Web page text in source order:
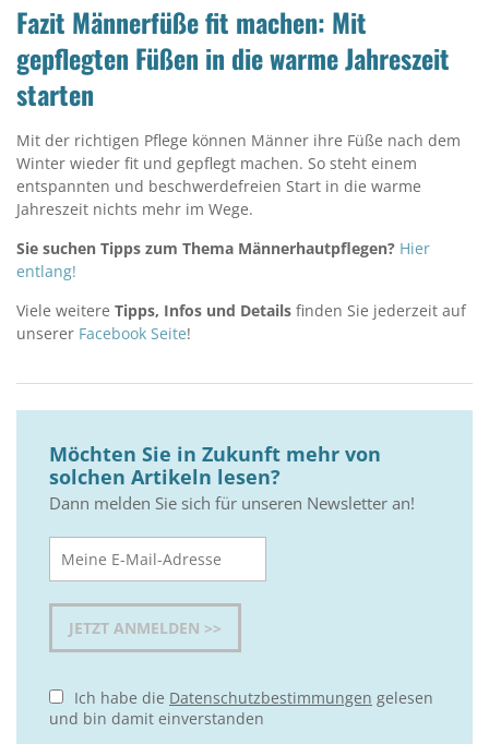
Fazit Männerfüße fit machen: Mit
gepflegten Füßen in die warme Jahreszeit
starten
Mit der richtigen Pflege können Männer ihre Füße nach dem
Winter wieder fit und gepflegt machen. So steht einem
entspannten und beschwerdefreien Start in die warme
Jahreszeit nichts mehr im Wege.
Sie suchen Tipps zum Thema Männerhautpflegen? Hier
entlang!
Viele weitere Tipps, Infos und Details finden Sie jederzeit auf
unserer Facebook Seite!
Möchten Sie in Zukunft mehr von
solchen Artikeln lesen?
Dann melden Sie sich für unseren Newsletter an!
Ich habe die Datenschutzbestimmungen gelesen
und bin damit einverstanden